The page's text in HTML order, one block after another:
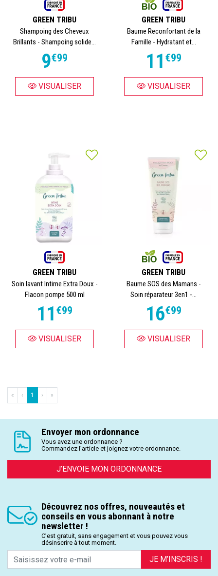
GREEN TRIBU
Shampoing des Cheveux
Brillants - Shampoing solide...
9€99
VISUALISER
GREEN TRIBU
Baume Reconfortant de la
Famille - Hydratant et...
11 €99
VISUALISER
GREEN TRIBU
Soin lavant Intime Extra Doux -
Flacon pompe 500 ml
11 €99
VISUALISER
GREEN TRIBU
Baume SOS des Mamans -
Soin réparateur 3en1 -...
16€99
VISUALISER
« ‹ 1 › »
Envoyer mon ordonnance
Vous avez une ordonnance ?
Commandez l’article et joignez votre ordonnance.
J’ENVOIE MON ORDONNANCE
Découvrez nos offres, nouveautés et
conseils en vous abonnant à notre
newsletter !
C’est gratuit, sans engagement et vous pouvez vous
désinscrire à tout moment.
JE M’INSCRIS !